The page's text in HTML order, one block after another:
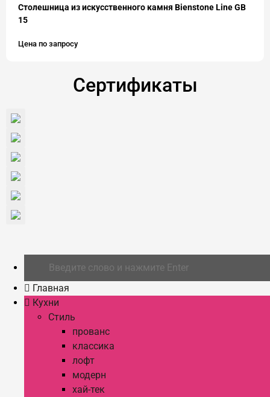
Столешница из искусственного камня Bienstone Line GB
15
Цена по запросу
Сертификаты
Главная
Кухни
Стиль
прованс
классика
лофт
модерн
хай-тек